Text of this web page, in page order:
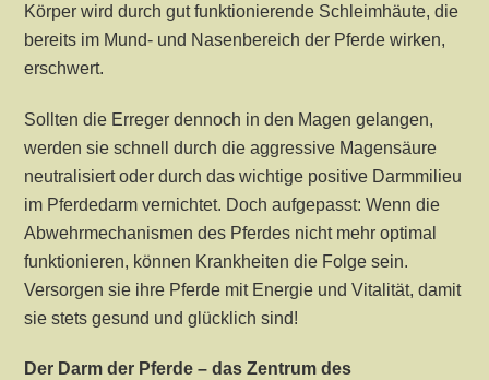
Körper wird durch gut funktionierende Schleimhäute, die
bereits im Mund- und Nasenbereich der Pferde wirken,
erschwert.
Sollten die Erreger dennoch in den Magen gelangen,
werden sie schnell durch die aggressive Magensäure
neutralisiert oder durch das wichtige positive Darmmilieu
im Pferdedarm vernichtet. Doch aufgepasst: Wenn die
Abwehrmechanismen des Pferdes nicht mehr optimal
funktionieren, können Krankheiten die Folge sein.
Versorgen sie ihre Pferde mit Energie und Vitalität, damit
sie stets gesund und glücklich sind!
Der Darm der Pferde – das Zentrum des